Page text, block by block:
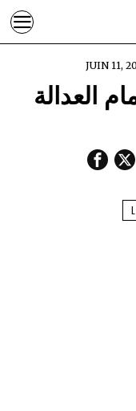
JUIN 11,
العدالة.